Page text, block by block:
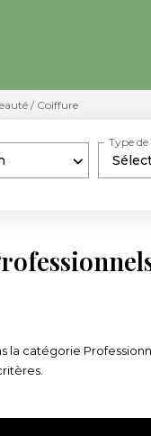
/ Coiffure
Type
la catégorie